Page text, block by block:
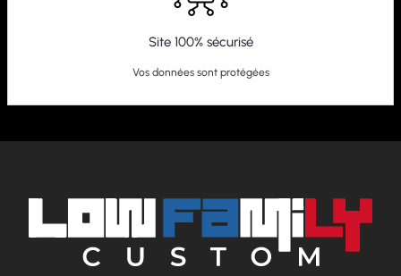
Site 100% sécurisé
Vos données sont protégées